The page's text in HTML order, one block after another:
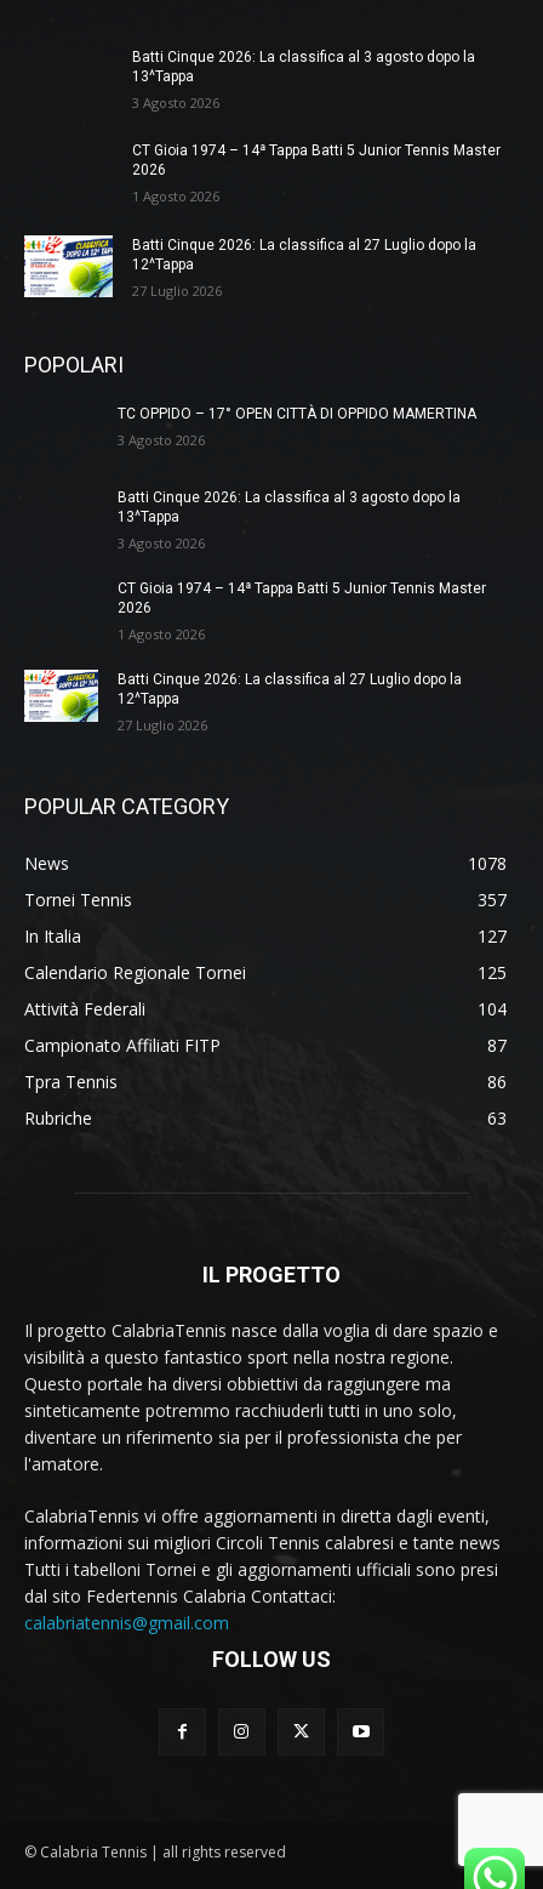
Batti Cinque 2026: La classifica al 3 agosto dopo la
13^Tappa
3 Agosto 2026
CT Gioia 1974 – 14ª Tappa Batti 5 Junior Tennis Master
2026
1 Agosto 2026
Batti Cinque 2026: La classifica al 27 Luglio dopo la
12^Tappa
27 Luglio 2026
POPOLARI
TC OPPIDO – 17° OPEN CITTÀ DI OPPIDO MAMERTINA
3 Agosto 2026
Batti Cinque 2026: La classifica al 3 agosto dopo la
13^Tappa
3 Agosto 2026
CT Gioia 1974 – 14ª Tappa Batti 5 Junior Tennis Master
2026
1 Agosto 2026
Batti Cinque 2026: La classifica al 27 Luglio dopo la
12^Tappa
27 Luglio 2026
POPULAR CATEGORY
News
1078
Tornei Tennis
357
In Italia
127
Calendario Regionale Tornei
125
Attività Federali
104
Campionato Affiliati FITP
87
Tpra Tennis
86
Rubriche
63
IL PROGETTO
Il progetto CalabriaTennis nasce dalla voglia di dare spazio e
visibilità a questo fantastico sport nella nostra regione.
Questo portale ha diversi obbiettivi da raggiungere ma
sinteticamente potremmo racchiuderli tutti in uno solo,
diventare un riferimento sia per il professionista che per
l'amatore.
CalabriaTennis vi offre aggiornamenti in diretta dagli eventi,
informazioni sui migliori Circoli Tennis calabresi e tante news
Tutti i tabelloni Tornei e gli aggiornamenti ufficiali sono presi
dal sito Federtennis Calabria Contattaci:
calabriatennis@gmail.com
FOLLOW US
© Calabria Tennis | all rights reserved